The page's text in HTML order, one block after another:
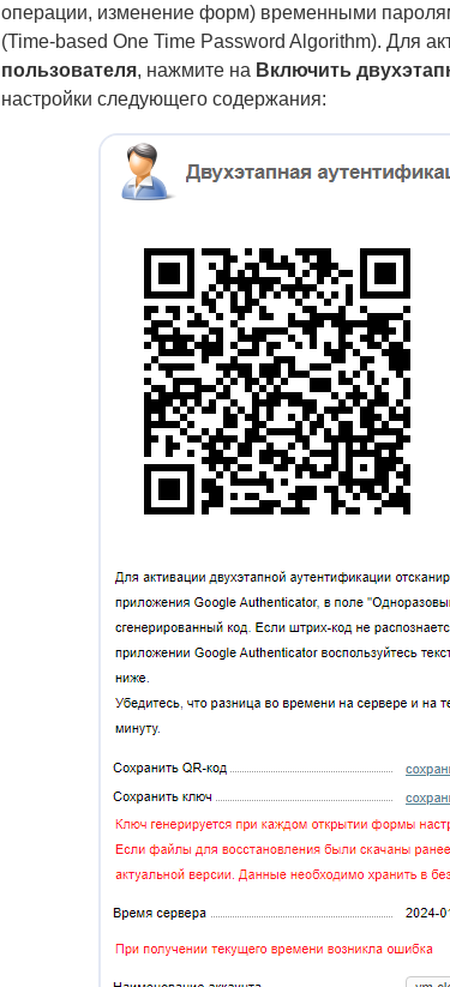
операции, изменение форм) временными
(Time-based One Time Password Algorithm). Для
пользователя, нажмите на Включить
настройки следующего содержания: